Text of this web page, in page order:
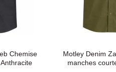
Chemise
Motley Denim
manches